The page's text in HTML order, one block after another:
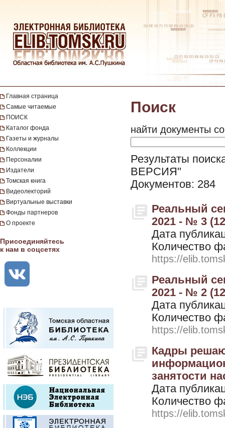
Главная страница
Самые читаемые
ПОИСК
Каталог фонда
Газеты и журналы
Коллекции
Персоналии
Издатели
Томская книга
Видеолекторий
Виртуальные выставки
Фонды партнеров
О проекте
Присоединяйтесь
к нам в соцсетях
Поиск
найти документы
Результаты
ВЕРСИЯ"
Документов: 284
Реальный
2021 - № 3
Дата
Количество
https://
Реальный
2021 - № 2
Дата
Количество
https://
Кадры
занятости
Дата
Количество
https://